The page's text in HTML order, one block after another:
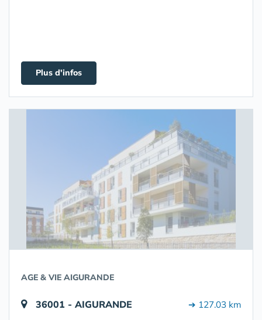
Plus d'infos
AGE & VIE AIGURANDE
36001 - AIGURANDE ➔ 127.03 km